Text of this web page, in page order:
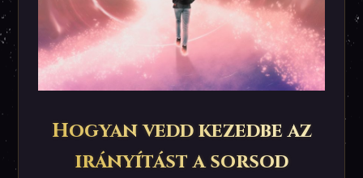
Hogyan vedd kezedbe az
irányítást a sorsod